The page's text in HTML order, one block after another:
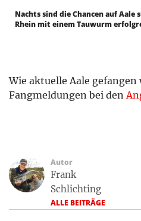
Nachts sind die Chancen auf
Rhein mit einem Tauwurm
Wie aktuelle Aale gefangen
Fangmeldungen bei den
Autor
Frank
Schlichting
ALLE BEITRÄGE